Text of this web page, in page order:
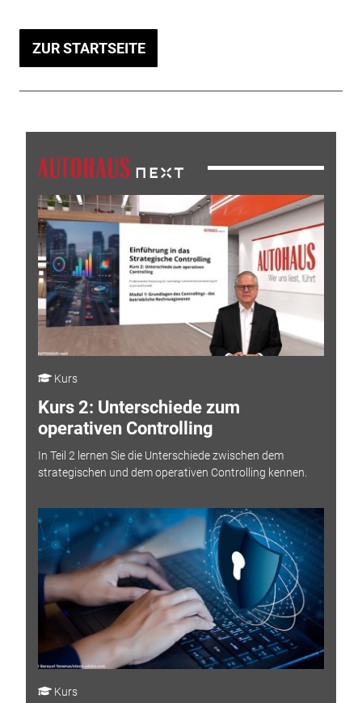
ZUR STARTSEITE
Kurs
Kurs 2: Unterschiede zum
operativen Controlling
In Teil 2 lernen Sie die Unterschiede zwischen dem
strategischen und dem operativen Controlling kennen.
Kurs